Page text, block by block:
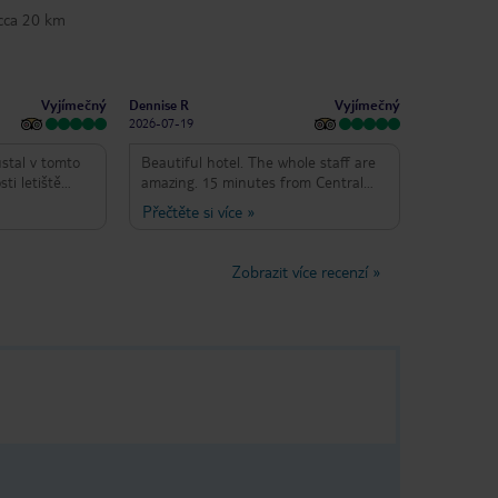
20 km
Vyjímečný
v tomto
letiště
vřelé
Dennise R
2026-07-19
Vyjímečný
Beautiful hotel. The whole staff are
amazing. 15 minutes from Central
Porto but worth it. You can walk to
lighthouse and to the beach. Their
restaurants all around.
Přečtěte si více»
Zobrazit více recenzí»